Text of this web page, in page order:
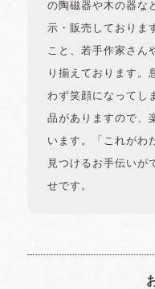
の陶磁器や木の器な
示・販売しておりま
こと、若手作家さん
り揃えております。
わず笑顔になってし
品がありますので、
います。「これがわ
見つけるお手伝いが
せです。